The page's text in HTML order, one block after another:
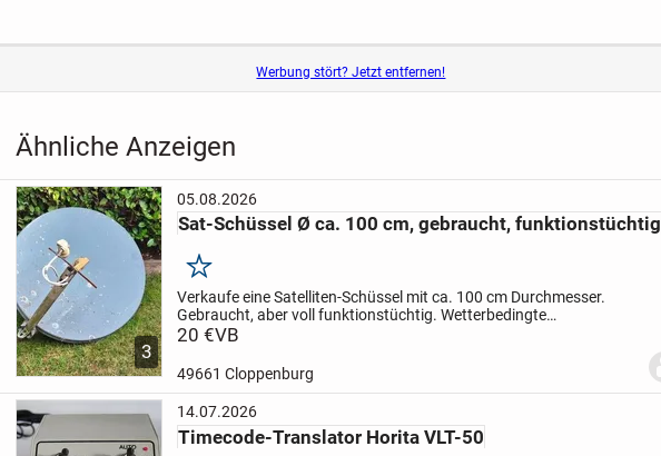
Werbung stört? Jetzt entfernen!
Ähnliche Anzeigen
3
05.08.2026
Sat-Schüssel Ø ca. 100 cm, gebraucht, funktionstüchtig
Merken
Verkaufe eine Satelliten-Schüssel mit ca. 100 cm Durchmesser.
Gebraucht, aber voll funktionstüchtig. Wetterbedingte
Gebrauchsspuren am Spiegel (siehe Fotos), technisch
20 €VB
49661 Cloppenburg
14.07.2026
Timecode-Translator Horita VLT-50